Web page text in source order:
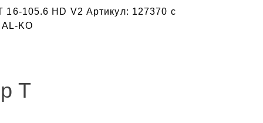
105.6 HD V2 Артикул: 127370 с
KO
T